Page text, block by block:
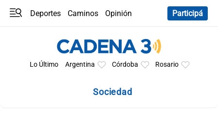
Deportes Caminos
Opinión
Participá
Lo Último Argentina Córdoba Rosario
Sociedad